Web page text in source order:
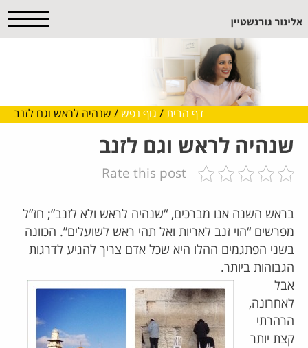
דף הבית / גוף נפש / שנהיה לראש וגם לזנב
שנהיה לראש וגם לזנב
Rate this post
בראש השנה אנו מברכים, “שנהיה לראש ולא לזנב”; חז”ל
מפרשים “הוי זנב לאריות ואל תהי ראש לשועלים”. הכוונה
בשני הפתגמים ההלו היא שכל אדם צריך להגיע לדרגות
הגבוהות ביותר.
אבל
לאחרונה,
הרהרתי
קצת יותר